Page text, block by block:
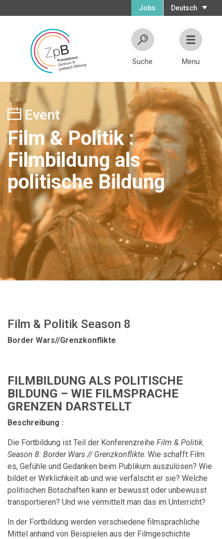
Deutsch
Jobs
Suche Menu
Event
Film & Politik :
Filmbildung als
politische Bildung
Film & Politik Season 8
Border Wars//Grenzkonflikte
FILMBILDUNG ALS POLITISCHE
BILDUNG – WIE FILMSPRACHE
GRENZEN DARSTELLT
Beschreibung :
Die Fortbildung ist Teil der Konferenzreihe Film & Politik.
Season 8: Border Wars // Grenzkonflikte. Wie schafft Film
es, Gefühle und Gedanken beim Publikum auszulösen? Wie
bildet er Wirklichkeit ab und wie verfälscht er sie? Welche
politischen Botschaften kann er bewusst oder unbewusst
transportieren? Und wie vermittelt man das im Unterricht?
In der Fortbildung werden verschiedene filmsprachliche
Mittel anhand von Beispielen aus der Filmgeschichte